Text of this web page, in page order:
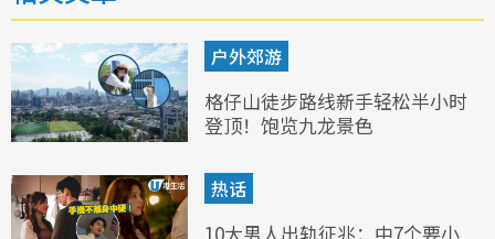
户外郊游
格仔山徒步路线新手轻松半小时
登顶！饱览九龙景色
热话
10大男人出轨征兆：中7个要小